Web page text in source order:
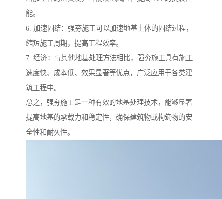
能。
6. 加速固结：强夯施工可以加速地基土体的固结过程，
缩短施工周期，提高工程效率。
7. 经济：与其他地基处理方法相比，强夯施工具有施工
速度快、成本低、效果显著等优点，广泛应用于各类建
筑工程中。
总之，强夯施工是一种有效的地基处理技术，能够显著
提高地基的承载力和稳定性，确保建筑物或构筑物的安
全性和耐久性。